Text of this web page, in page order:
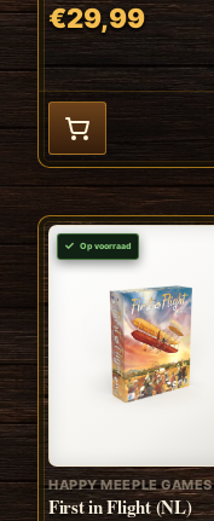
€29,99
Op voorraad
HAPPY MEEPLE GAMES
First in Flight (NL)